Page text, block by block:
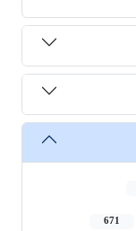
671